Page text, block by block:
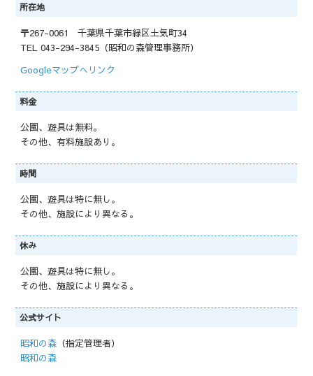
所在地
〒267-0061 千葉県千葉市緑区土気町34
TEL 043-294-3845（昭和の森管理事務所）
Googleマップへリンク
料金
公園、遊具は無料。
その他、有料施設あり。
時間
公園、遊具は特に無し。
その他、施設により異なる。
休み
公園、遊具は特に無し。
その他、施設により異なる。
公式サイト
昭和の森（指定管理者）
昭和の森